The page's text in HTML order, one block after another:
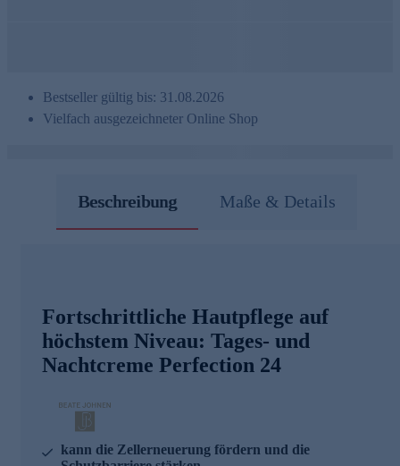
Bestseller gültig bis: 31.08.2026
Vielfach ausgezeichneter Online Shop
Beschreibung Maße & Details
Fortschrittliche Hautpflege auf
höchstem Niveau: Tages- und
Nachtcreme Perfection 24
kann die Zellerneuerung fördern und die